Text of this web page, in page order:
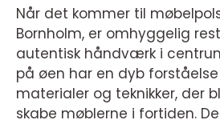
Når det kommer til
Bornholm, er omhyggelig
autentisk håndværk i
på øen har en dyb
materialer og teknikker, der
skabe møblerne i fortiden.